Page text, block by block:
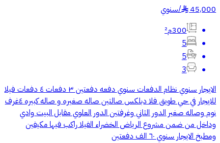
45,000
§
/سنوي
300م²
5
5
3
الايجار سنوي نظام الدفعات سنوي دفعه دفعتين ٣ دفعات ٤ دفعات فيلا
للايجار في حي طويق فلا دبلكس صالتين صاله صغيره و صاله كبيره ٤غرف
نوم وصاله صغير الدور الثاني وغرفتين الدور العلوي مقابل البيت وادي
وداخل من ضمن مشروع الرياض الخضراء الفيلا راكب فيها مكيفين
ومطبخ الايجار سنوي ٦٠ الف دفعتين